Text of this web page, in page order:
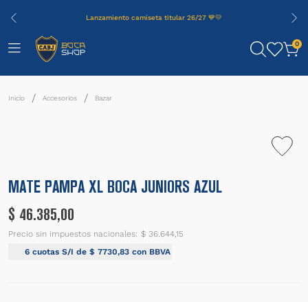
Lanzamiento camiseta titular 26/27 💙💛
0
Accesorios Bazar
MATE PAMPA XL BOCA JUNIORS AZUL
$ 46.385,00
Precio sin impuestos nacionales: $ 36.644,15
6 cuotas S/I de$ 7730,83 con BBVA